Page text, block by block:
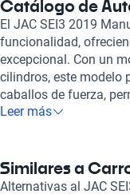
Catálogo de
El JAC SEI3 2019
funcionalidad,
excepcional. Con un
cilindros, este modelo
caballos de fuerza,
velocidad máxima de
interior luminoso y
es una prioridad en el
Leer más
Similares a
Alternativas al JAC